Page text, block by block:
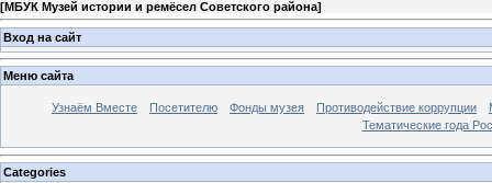
[МБУК Музей истории и ремёсел Советского района]
Вход на сайт
Меню сайта
Узнаём Вместе Посетителю Фонды музея Противодействие коррупции
Тематические года
Categories